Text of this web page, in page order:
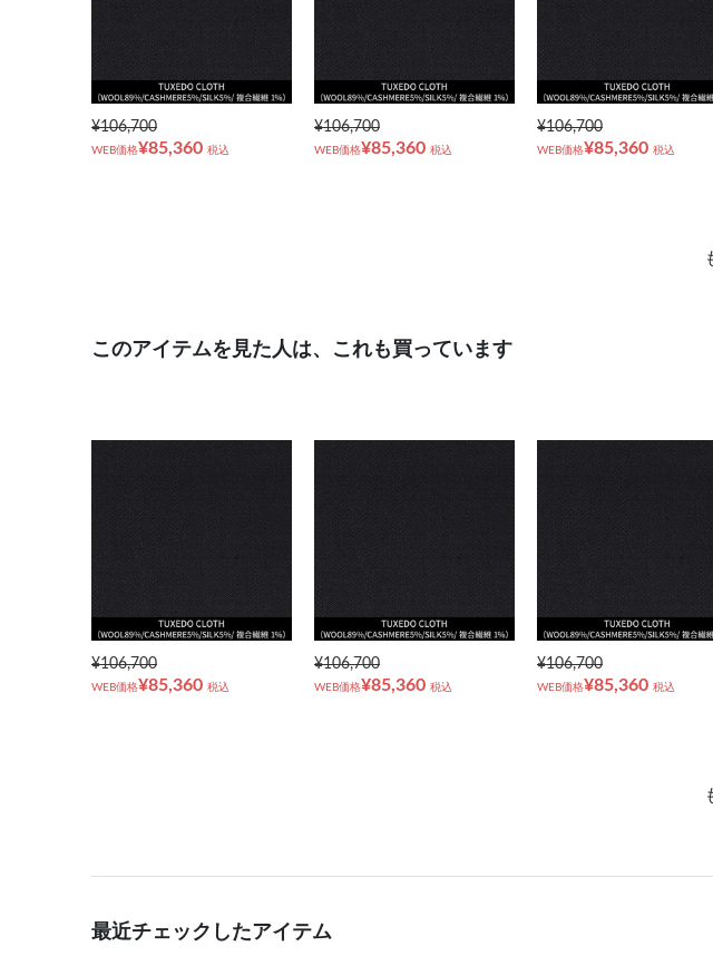
¥106,700
WEB価格¥85,360 税込
¥106,700
WEB価格¥85,360 税込
¥106,700
WEB価格¥85,360 税込
このアイテムを見た人は、これも買っています
¥106,700
WEB価格¥85,360 税込
¥106,700
WEB価格¥85,360 税込
¥106,700
WEB価格¥85,360 税込
最近チェックしたアイテム